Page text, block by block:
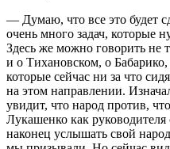
— Думаю, что все это будет
очень много задач, которые
Здесь же можно говорить не
и о Тихановском, о
которые сейчас ни за что
на этом направлении.
увидит, что народ против,
Лукашенко как
наконец услышать свой